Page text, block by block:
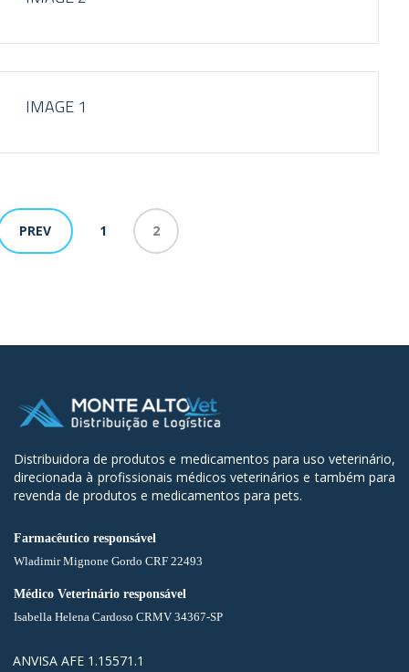
IMAGE 1
PREV 1 2
Distribuidora de produtos e medicamentos para uso veterinário,
direcionada à profissionais médicos veterinários e também para
revenda de produtos e medicamentos para pets.
Farmacêutico responsável
Wladimir Mignone Gordo CRF 22493
Médico Veterinário responsável
Isabella Helena Cardoso CRMV 34367-SP
ANVISA AFE 1.15571.1